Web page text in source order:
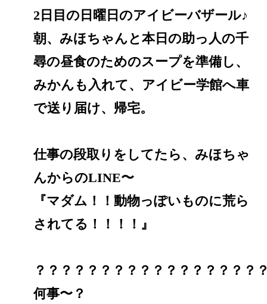
2日目の日曜日のアイビーバザール♪
朝、みほちゃんと本日の助っ人の千
尋の昼食のためのスープを準備し、
みかんも入れて、アイビー学館へ車
で送り届け、帰宅。
仕事の段取りをしてたら、みほちゃ
んからのLINE〜
『マダム！！動物っぽいものに荒ら
されてる！！！！』
？？？？？？？？？？？？？？？？？
何事〜？